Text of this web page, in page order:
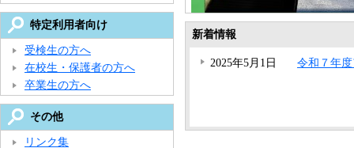
新着情報
2025年5月1日 令和７年
特定利用者向け
受検生の方へ
在校生・保護者の方へ
卒業生の方へ
その他
リンク集